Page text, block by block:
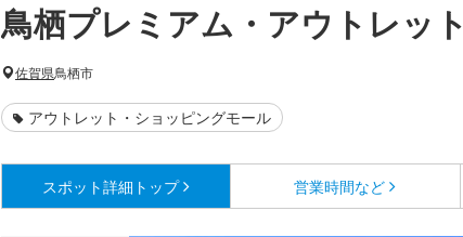
鳥栖プレミアム・アウトレット
佐賀県鳥栖市
アウトレット・ショッピングモール
スポット詳細 トップ 営業時間など